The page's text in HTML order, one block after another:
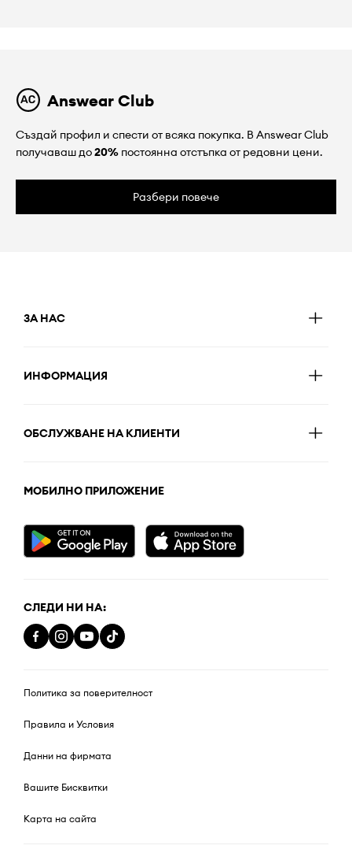
Answear Club
Създай профил и спести от всяка покупка. В Answear Club
получаваш до20% постоянна отстъпка от редовни цени.
Разбери повече
ЗА НАС
ИНФОРМАЦИЯ
ОБСЛУЖВАНЕ НА КЛИЕНТИ
МОБИЛНО ПРИЛОЖЕНИЕ
СЛЕДИ НИ НА:
Политика за поверителност
Правила и Условия
Данни на фирмата
Вашите Бисквитки
Карта на сайта